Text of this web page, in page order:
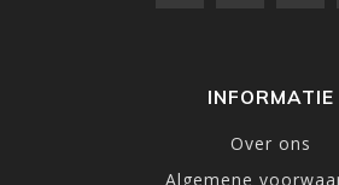
INFORMATIE
Over ons
Algemene